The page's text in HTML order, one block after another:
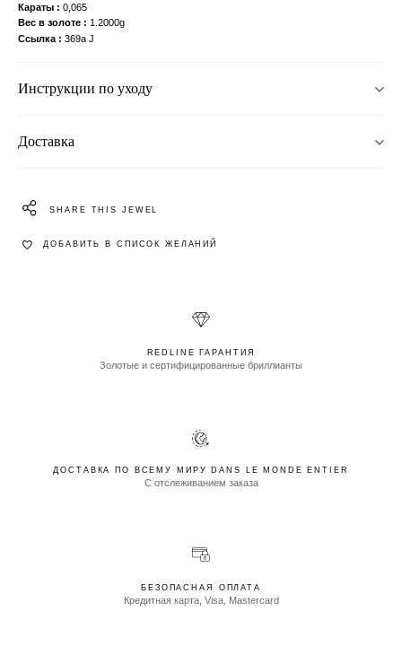
Караты
0,065
Вес в золоте
1.2000g
Ссылка
369a J
Инструкции по уходу
Доставка
SHARE THIS JEWEL
ДОБАВИТЬ В СПИСОК ЖЕЛАНИЙ
REDLINE ГАРАНТИЯ
Золотые и сертифицированные бриллианты
ДОСТАВКА ПО ВСЕМУ МИРУ DANS LE MONDE ENTIER
С отслеживанием заказа
БЕЗОПАСНАЯ ОПЛАТА
Кредитная карта, Visa, Mastercard